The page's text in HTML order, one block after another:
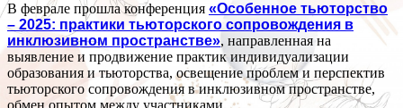
В феврале прошла конференция «Особенное тьюторство
– 2025: практики тьюторского сопровождения в
инклюзивном пространстве», направленная на
выявление и продвижение практик индивидуализации
образования и тьюторства, освещение проблем и перспектив
тьюторского сопровождения в инклюзивном пространстве,